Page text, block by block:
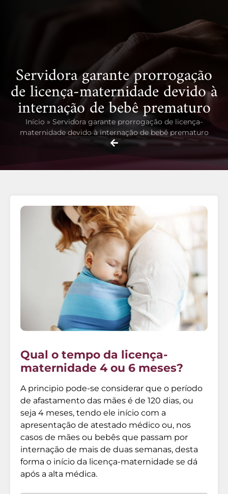
Servidora garante prorrogação
de licença-maternidade devido à
internação de bebê prematuro
Início » Servidora garante prorrogação de licença-
maternidade devido à internação de bebê prematuro
Qual o tempo da licença-
maternidade 4 ou 6 meses?
A principio pode-se considerar que o período
de afastamento das mães é de 120 dias, ou
seja 4 meses, tendo ele início com a
apresentação de atestado médico ou, nos
casos de mães ou bebês que passam por
internação de mais de duas semanas, desta
forma o início da licença-maternidade se dá
após a alta médica.